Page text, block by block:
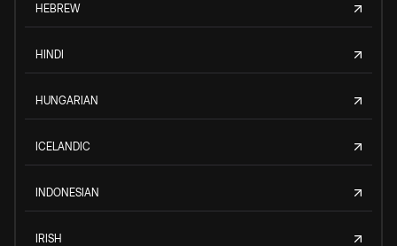
HEBREW
HINDI
HUNGARIAN
ICELANDIC
INDONESIAN
IRISH